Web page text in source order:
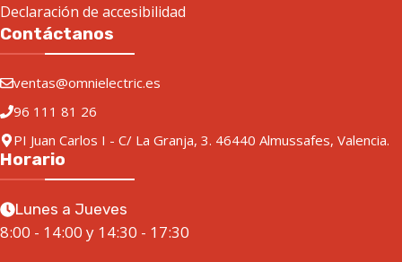
Declaración de accesibilidad
Contáctanos
ventas@omnielectric.es
96 111 81 26
PI Juan Carlos I - C/ La Granja, 3. 46440 Almussafes, Valencia.
Horario
Lunes a Jueves
8:00 - 14:00 y 14:30 - 17:30